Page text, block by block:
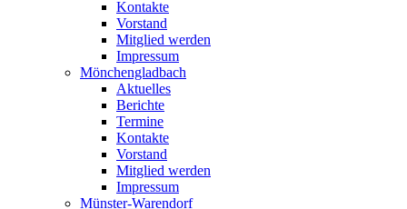
Kontakte
Vorstand
Mitglied werden
Impressum
Mönchengladbach
Aktuelles
Berichte
Termine
Kontakte
Vorstand
Mitglied werden
Impressum
Münster-Warendorf